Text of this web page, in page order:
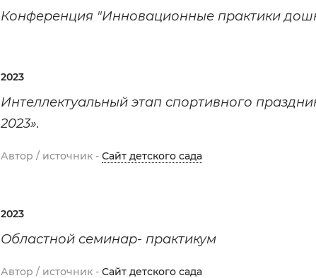
Конференция "Инновационные практики
2023
Интеллектуальный этап спортивного
2023».
Автор / источник - Сайт детского сада
2023
Областной семинар- практикум
Автор / источник - Сайт детского сада